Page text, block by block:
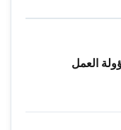
العمل